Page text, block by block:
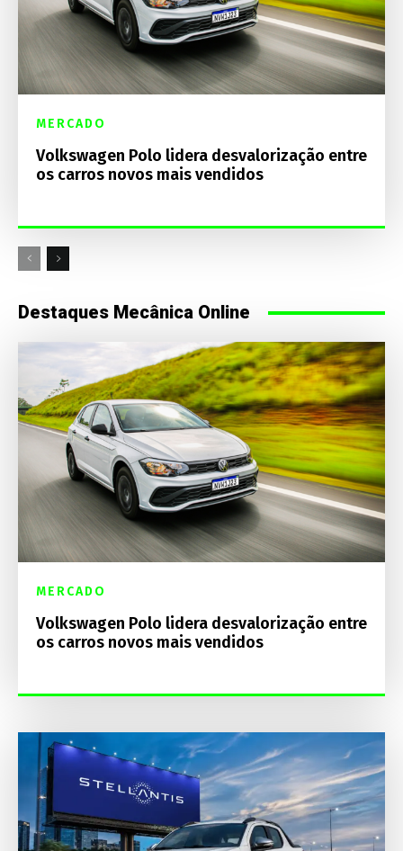
MERCADO
Volkswagen Polo lidera desvalorização entre
os carros novos mais vendidos
Destaques Mecânica Online
MERCADO
Volkswagen Polo lidera desvalorização entre
os carros novos mais vendidos